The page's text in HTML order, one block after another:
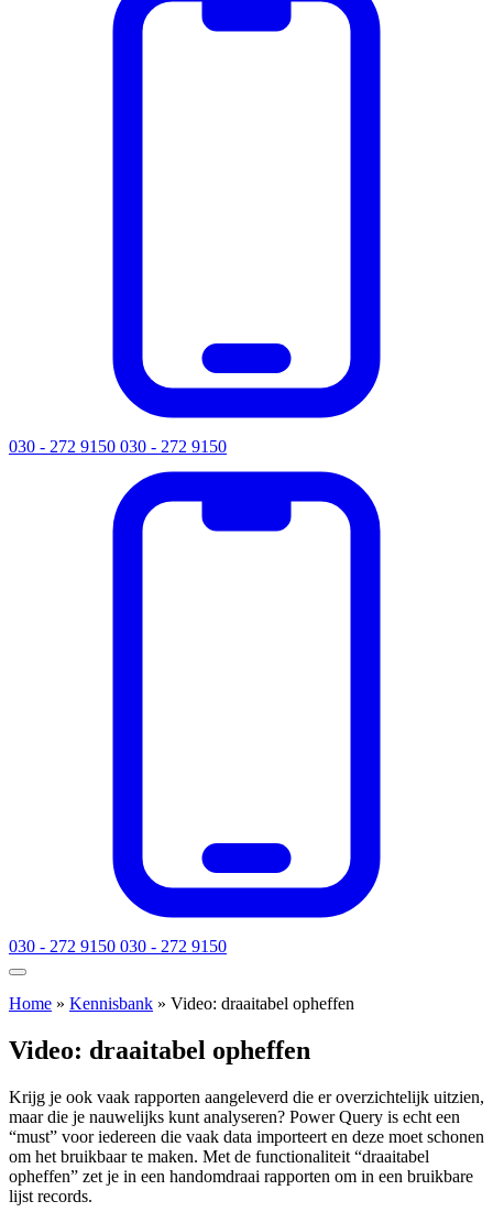
030 - 272 9150 030 - 272 9150
030 - 272 9150 030 - 272 9150
Home » Kennisbank » Video: draaitabel opheffen
Video: draaitabel opheffen
Krijg je ook vaak rapporten aangeleverd die er overzichtelijk uitzien,
maar die je nauwelijks kunt analyseren? Power Query is echt een
“must” voor iedereen die vaak data importeert en deze moet schonen
om het bruikbaar te maken. Met de functionaliteit “draaitabel
opheffen” zet je in een handomdraai rapporten om in een bruikbare
lijst records.